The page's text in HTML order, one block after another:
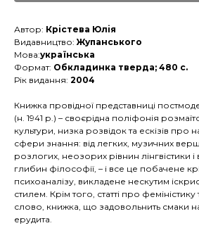
Автор: Крiстева Юлiя
Видавництво: Жупанського
Мова:українська
Формат: Обкладинка тверда; 480 с.
Рік видання: 2004
Книжка провідної представниці
(н. 1941 р.) – своєрідна поліфонія
культури, низка розвідок та ескізів про
сфери знання: від легких, музичних
розлогих, неозорих рівнин лінгвістики
глибин філософії, – і все це побачене
психоаналізу, викладене нескутим
стилем. Крім того, статті про
слово, книжка, що задовольнить смаки
ерудита.